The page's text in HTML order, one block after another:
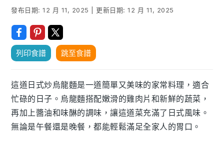
發布日期:12 月 11, 2025 更新日期:12 月 11, 2025
列印食譜 跳至食譜
這道日式炒烏龍麵是一道簡單又美味的家常料理，適合
忙碌的日子。烏龍麵搭配嫩滑的雞肉片和新鮮的蔬菜，
再加上醬油和味醂的調味，讓這道菜充滿了日式風味。
無論是午餐還是晚餐，都能輕鬆滿足全家人的胃口。